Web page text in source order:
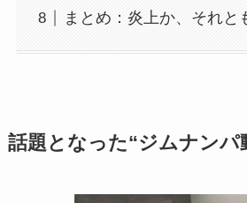
まとめ：炎上か、それと
話題となった“ジムナンパ